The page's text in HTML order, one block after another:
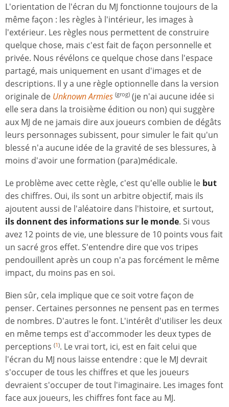
L'orientation de l'écran du MJ fonctionne toujours de la
même façon : les règles à l'intérieur, les images à
l'extérieur. Les règles nous permettent de construire
quelque chose, mais c'est fait de façon personnelle et
privée. Nous révélons ce quelque chose dans l'espace
partagé, mais uniquement en usant d'images et de
descriptions. Il y a une règle optionnelle dans la version
originale de Unknown Armies (grog) (je n'ai aucune idée si
elle sera dans la troisième édition ou non) qui suggère
aux MJ de ne jamais dire aux joueurs combien de dégâts
leurs personnages subissent, pour simuler le fait qu'un
blessé n'a aucune idée de la gravité de ses blessures, à
moins d'avoir une formation (para)médicale.
Le problème avec cette règle, c'est qu'elle oublie le but
des chiffres. Oui, ils sont un arbitre objectif, mais ils
ajoutent aussi de l'aléatoire dans l'histoire, et surtout,
ils donnent des informations sur le monde. Si vous
avez 12 points de vie, une blessure de 10 points vous fait
un sacré gros effet. S'entendre dire que vos tripes
pendouillent après un coup n'a pas forcément le même
impact, du moins pas en soi.
Bien sûr, cela implique que ce soit votre façon de
penser. Certaines personnes ne pensent pas en termes
de nombres. D'autres le font. L'intérêt d'utiliser les deux
en même temps est d'accommoder les deux types de
perceptions (1). Le vrai tort, ici, est en fait celui que
l'écran du MJ nous laisse entendre : que le MJ devrait
s'occuper de tous les chiffres et que les joueurs
devraient s'occuper de tout l'imaginaire. Les images font
face aux joueurs, les chiffres font face au MJ.